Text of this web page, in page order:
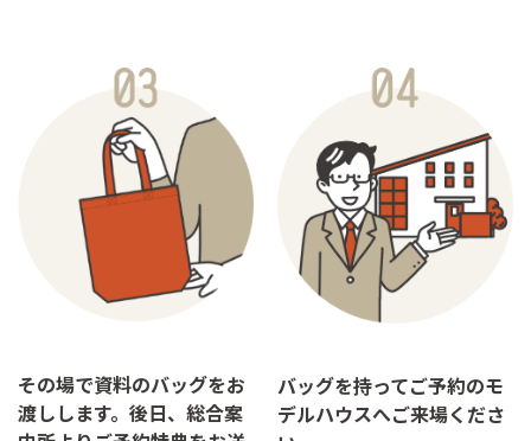
その場で資料のバッグをお
渡しします。後日、総合案
バッグを持ってご予約のモ
デルハウスへご来場くださ